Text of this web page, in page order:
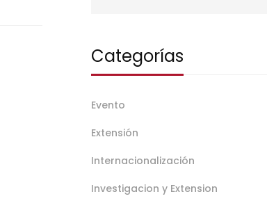
Categorías
Evento
Extensión
Internacionalización
Investigacion y Extension